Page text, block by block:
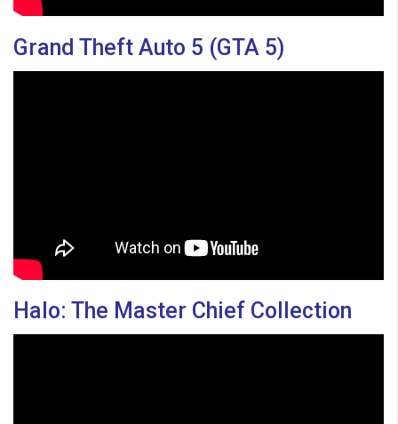
Grand Theft Auto 5 (GTA 5)
Halo: The Master Chief Collection